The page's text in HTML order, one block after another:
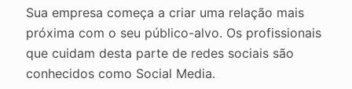
Sua empresa começa a criar uma relação mais
próxima com o seu público-alvo. Os profissionais
que cuidam desta parte de redes sociais são
conhecidos como Social Media.